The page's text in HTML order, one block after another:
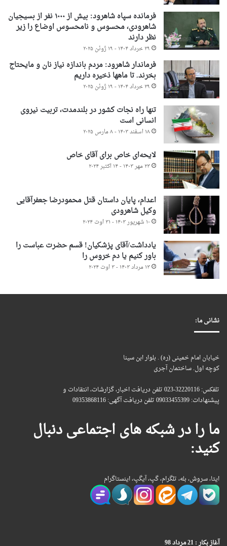
فرمانده سپاه شاهرود: بیش از ۱۰۰۰ نفر از بسیجیان
شاهرودی، محسوس و نامحسوس اوضاع را زیر
نظر دارند
۲۹ خرداد ۱۴۰۴ - ۱۹ ژوئن ۲۰۲۵
فرماندار شاهرود: مردم باندازه نیاز نان و مایحتاج
بخرند. تا ماهها ذخیره داریم
۲۹ خرداد ۱۴۰۴ - ۱۹ ژوئن ۲۰۲۵
تنها راه نجات کشور در بلندمدت، تربیت نیروی
انسانی است
۱۸ اسفند ۱۴۰۳ - ۸ مارس ۲۰۲۵
لایحه‌ای خاص برای آقای خاص
۲۳ مهر ۱۴۰۳ - ۱۴ اکتبر ۲۰۲۴
اعدام، پایان داستان قتل محمودرضا جعفرآقایی
وکیل شاهرودی
۱۰ شهریور ۱۴۰۳ - ۳۱ اوت ۲۰۲۴
یادداشت/آقای پزشکیان! قسم حضرت عباست را
باور کنیم یا دم خروس را
۱۳ مرداد ۱۴۰۳ - ۳ اوت ۲۰۲۴
نشانی ما:
خیابان امام خمینی (ره) . بلوار ابن سینا
کوچه اول. ساختمان آجری
تلفکس: 32220116-023 تلفن دریافت اخبار، گزارشات، انتقادات و
پیشنهادات: 09033455399 تلفن دریافت آگهی: 09353868116
ما را در شبکه های اجتماعی دنبال
کنید:
ایتا، سروش، بله، تلگرام، گپ، آیگپ، اینستاگرام
آغاز بکار : 21 مرداد 98